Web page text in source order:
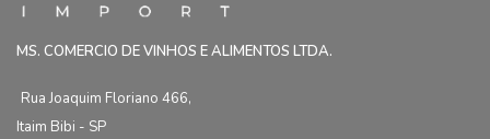
MS. COMERCIO DE VINHOS E ALIMENTOS LTDA.
Rua Joaquim Floriano 466,
Itaim Bibi - SP